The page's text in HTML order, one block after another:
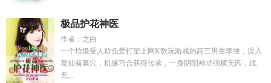
极品护花神医
作者：之白
一个垃圾受人欺负爱打架上网K歌玩游戏的高三男生李牧，误入
葛仙翁墓穴，机缘巧合获得传承，一身阴阳神功强横无匹，战
无...